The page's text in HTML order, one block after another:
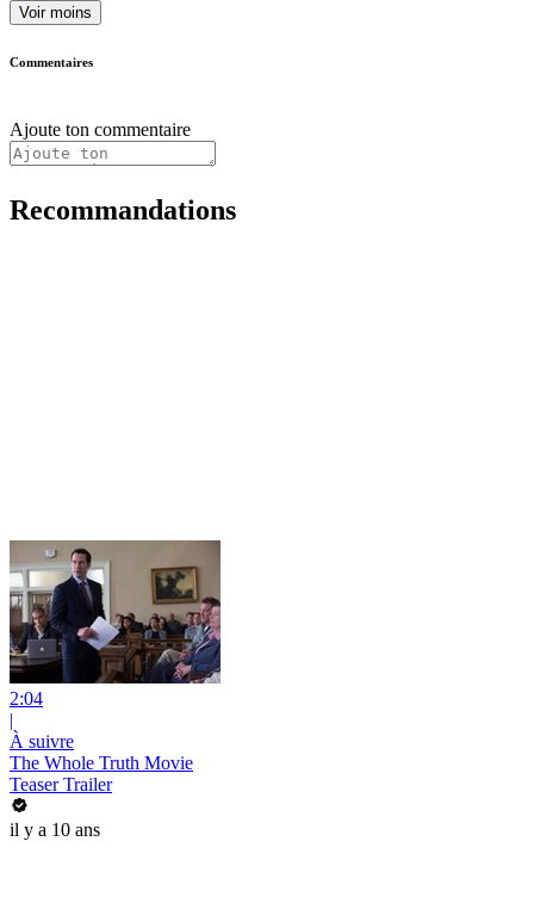
Voir moins
Commentaires
Ajoute ton commentaire
Recommandations
2:04
|
À suivre
The Whole Truth Movie
Teaser Trailer
il y a 10 ans